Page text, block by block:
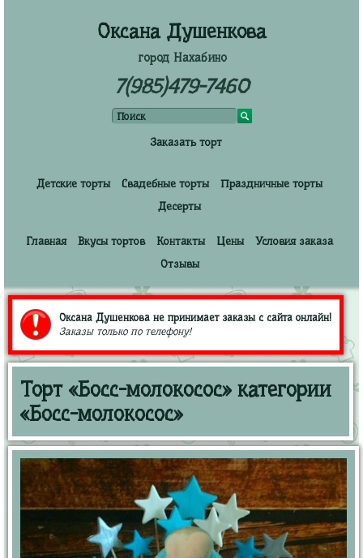
Оксана Душенкова
город Нахабино
7(985)479-7460
Заказать торт
Детские торты Свадебные торты
Праздничные торты
Десерты
Главная Вкусы тортов Контакты Цены
Условия заказа
Отзывы
Оксана Душенкова не принимает заказы с сайта онлайн!
Заказы только по телефону!
Торт «Босс-молокосос» категории
«Босс-молокосос»